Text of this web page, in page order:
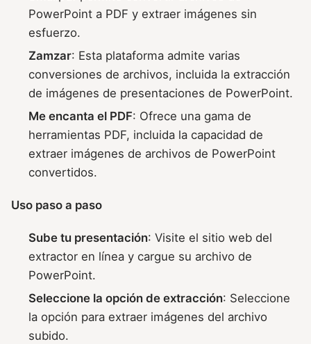
PowerPoint a PDF y extraer imágenes sin
esfuerzo.
Zamzar: Esta plataforma admite varias
conversiones de archivos, incluida la extracción
de imágenes de presentaciones de PowerPoint.
Me encanta el PDF: Ofrece una gama de
herramientas PDF, incluida la capacidad de
extraer imágenes de archivos de PowerPoint
convertidos.
Uso paso a paso
Sube tu presentación: Visite el sitio web del
extractor en línea y cargue su archivo de
PowerPoint.
Seleccione la opción de extracción: Seleccione
la opción para extraer imágenes del archivo
subido.